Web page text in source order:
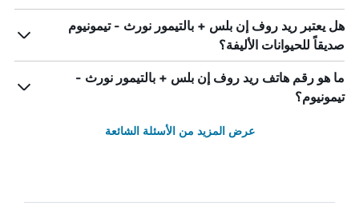
هل يعتبر ريد روف إن بلس + بالتيمور نورث - تيمونيوم
صديقاً للحيوانات الأليفة؟
ما هو رقم هاتف ريد روف إن بلس + بالتيمور نورث -
تيمونيوم؟
عرض المزيد من الأسئلة الشائعة